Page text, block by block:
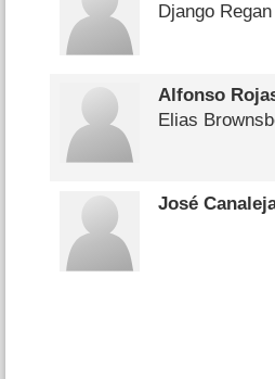
Django Regan
Alfonso
Elias
José